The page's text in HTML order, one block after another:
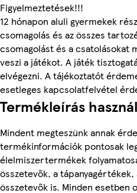
Figyelmeztetések!!!
12 hónapon aluli gyermekek
csomagolás és az összes
csomagolást és a csatolásokat
veszi a játékot. A játék
elvégezni. A tájékoztatót
esetleges kapcsolatfelvétel
Termékleírás
Mindent megteszünk annak
termékinformációk pontosak
élelmiszertermékek
összetevők, a
összetevők is. Minden esetben